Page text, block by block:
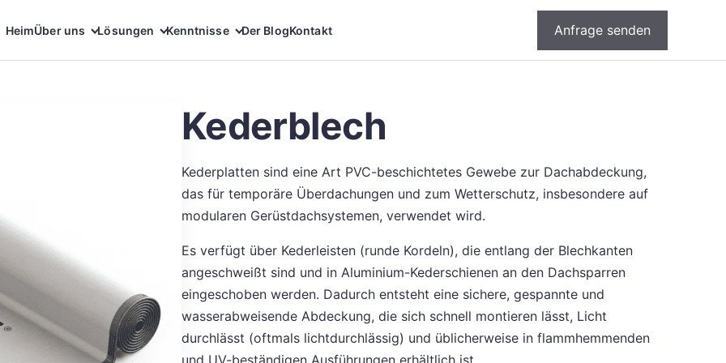
HeimÜber uns Lösungen Kenntnisse Der BlogKontakt Anfrage senden
Kederblech
Kederplatten sind eine Art PVC-beschichtetes Gewebe zur Dachabdeckung,
das für temporäre Überdachungen und zum Wetterschutz, insbesondere auf
modularen Gerüstdachsystemen, verwendet wird.
Es verfügt über Kederleisten (runde Kordeln), die entlang der Blechkanten
angeschweißt sind und in Aluminium-Kederschienen an den Dachsparren
eingeschoben werden. Dadurch entsteht eine sichere, gespannte und
wasserabweisende Abdeckung, die sich schnell montieren lässt, Licht
durchlässt (oftmals lichtdurchlässig) und üblicherweise in flammhemmenden
und UV-beständigen Ausführungen erhältlich ist.